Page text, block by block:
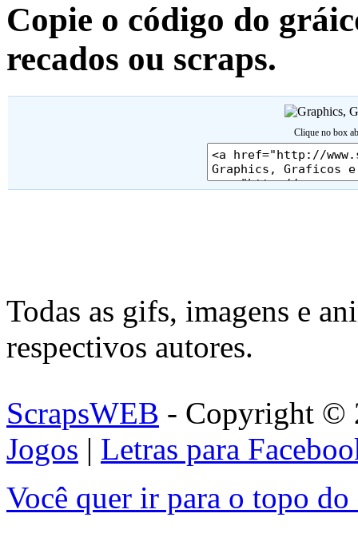
Copie o código do
recados ou scraps.
Clique no box
Todas as gifs, imagens e
respectivos autores.
ScrapsWEB - Copyright ©
Jogos | Letras para
Você quer ir para o topo do